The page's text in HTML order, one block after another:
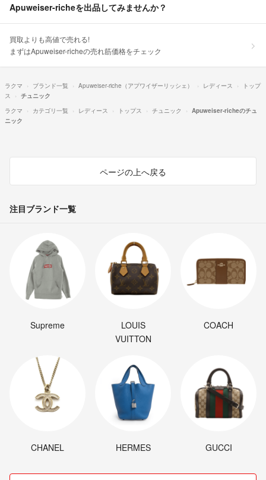
Apuweiser-richeを出品してみませんか？
買取よりも高値で売れる!
まずはApuweiser-richeの売れ筋価格をチェック
ラクマ ブランド一覧 Apuweiser-riche（アプワイザーリッシェ） レディース
トップ
ス
チュニック
ラクマ
カテゴリ一覧 レディース トップス チュニック
Apuweiser-richeのチュ
ニック
ページの上へ戻る
注目ブランド一覧
Supreme
LOUIS
VUITTON
COACH
CHANEL HERMES GUCCI